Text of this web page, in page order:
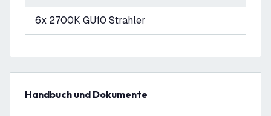
6x 2700K GU10 Strahler
Handbuch und Dokumente